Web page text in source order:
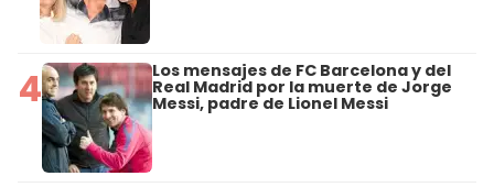
4 Los mensajes de FC Barcelona y del
Real Madrid por la muerte de Jorge
Messi, padre de Lionel Messi